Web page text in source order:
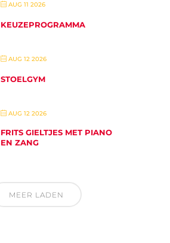
AUG 11 2026
KEUZEPROGRAMMA
AUG 12 2026
STOELGYM
AUG 12 2026
FRITS GIELTJES MET PIANO
EN ZANG
MEER LADEN